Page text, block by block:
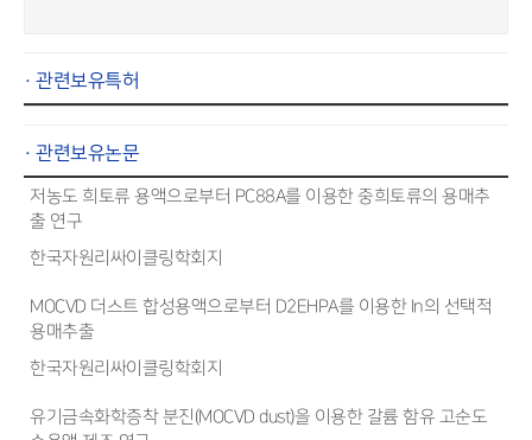
· 관련보유특허
· 관련보유논문
저농도 희토류 용액으로부터 PC88A를 이용한 중희토류의 용매추
출 연구
한국자원리싸이클링학회지
MOCVD 더스트 합성용액으로부터 D2EHPA를 이용한 In의 선택적
용매추출
한국자원리싸이클링학회지
유기금속화학증착 분진(MOCVD dust)을 이용한 갈륨 함유 고순도